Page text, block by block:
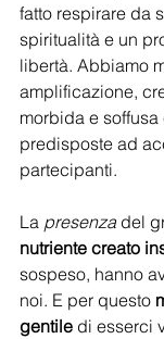
fatto respirare da
spiritualità e un
libertà. Abbiamo
amplificazione,
morbida e
predisposte ad
partecipanti.
La presenza del
nutriente creato
sospeso, hanno
noi. E per questo
gentile di esserci